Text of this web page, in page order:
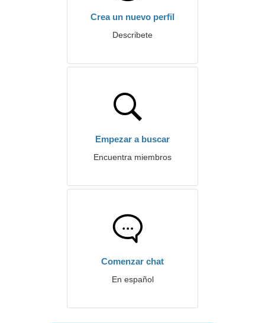
Crea un nuevo perfil
Describete
Empezar a buscar
Encuentra miembros
Comenzar chat
En español